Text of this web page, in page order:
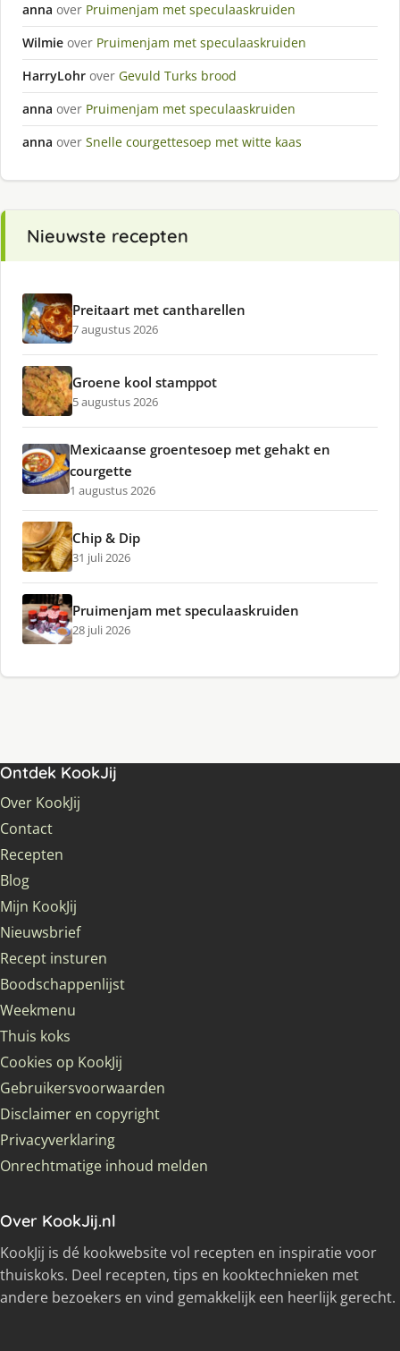
anna over Pruimenjam met speculaaskruiden
Wilmie over Pruimenjam met speculaaskruiden
HarryLohr over Gevuld Turks brood
anna over Pruimenjam met speculaaskruiden
anna over Snelle courgettesoep met witte kaas
Nieuwste recepten
Preitaart met cantharellen
7 augustus 2026
Groene kool stamppot
5 augustus 2026
Mexicaanse groentesoep met gehakt en
courgette
1 augustus 2026
Chip & Dip
31 juli 2026
Pruimenjam met speculaaskruiden
28 juli 2026
Ontdek KookJij
Over KookJij
Contact
Recepten
Blog
Mijn KookJij
Nieuwsbrief
Recept insturen
Boodschappenlijst
Weekmenu
Thuis koks
Cookies op KookJij
Gebruikersvoorwaarden
Disclaimer en copyright
Privacyverklaring
Onrechtmatige inhoud melden
Over KookJij.nl
KookJij is dé kookwebsite vol recepten en inspiratie voor
thuiskoks. Deel recepten, tips en kooktechnieken met
andere bezoekers en vind gemakkelijk een heerlijk gerecht.